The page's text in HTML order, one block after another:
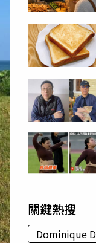
關鍵熱搜
Dominique